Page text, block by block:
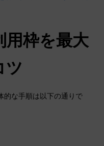
用枠を最大
ツ
的な手順は以下の通りで